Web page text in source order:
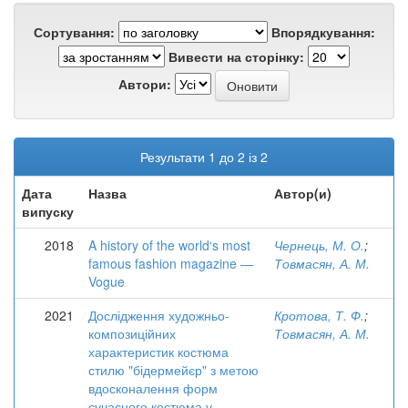
Сортування:
Впорядкування:
Вивести на сторінку:
Автори:
Результати 1 до 2 із 2
Дата
випуску
Назва Автор(и)
2018
A history of the world‘s most
famous fashion magazine —
Vogue
Чернець, М. О.;
Товмасян, А. М.
2021
Дослідження художньо-
композиційних
характеристик костюма
стилю "бідермейєр" з метою
вдосконалення форм
Кротова, Т. Ф.;
Товмасян, А. М.